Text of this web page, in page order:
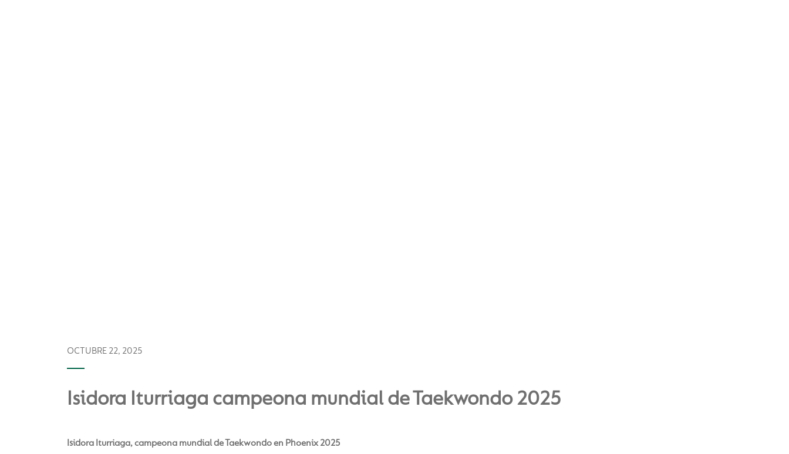
OCTUBRE 22, 2025
Isidora Iturriaga campeona mundial de Taekwondo 2025
Isidora Iturriaga, campeona mundial de Taekwondo en Phoenix 2025